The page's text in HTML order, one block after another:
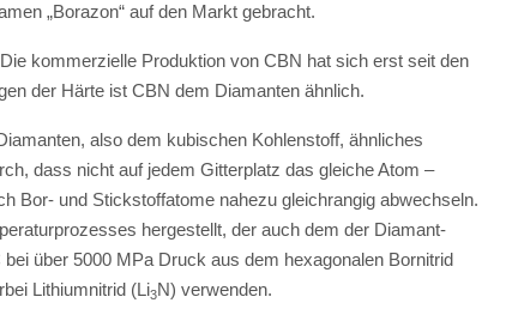
„Borazon“ auf den Markt gebracht.
kommerzielle Produktion von CBN hat sich erst seit den
der Härte ist CBN dem Diamanten ähnlich.
also dem kubischen Kohlenstoff, ähnliches
dass nicht auf jedem Gitterplatz das gleiche Atom –
Bor- und Stickstoffatome nahezu gleichrangig abwechseln.
hergestellt, der auch dem der Diamant-
über 5000 MPa Druck aus dem hexagonalen Bornitrid
Lithiumnitrid (Li3N) verwenden.